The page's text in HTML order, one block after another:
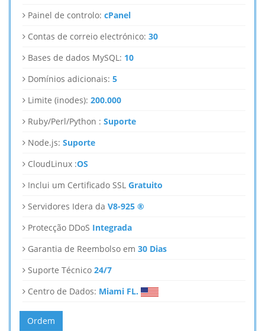
Painel de controlo: cPanel
Contas de correio electrónico: 30
Bases de dados MySQL: 10
Domínios adicionais: 5
Limite (inodes): 200.000
Ruby/Perl/Python : Suporte
Node.js: Suporte
CloudLinux :OS
Inclui um Certificado SSL Gratuito
Servidores Idera da V8-925 ®
Protecção DDoS Integrada
Garantia de Reembolso em 30 Dias
Suporte Técnico 24/7
Centro de Dados: Miami FL.
Ordem